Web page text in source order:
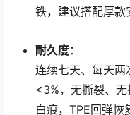
铁，建议搭配厚款
耐久度：
连续七天、每天两
<3%，无撕裂、
白痕，TPE回弹恢